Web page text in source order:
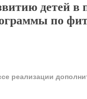
детей в
по
реализации